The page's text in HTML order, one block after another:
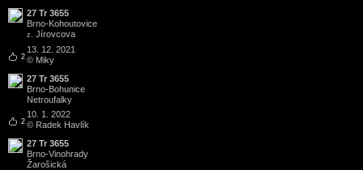
2
27 Tr 3655
Brno-Kohoutovice
z. Jírovcova
13. 12. 2021
© Miky
2
27 Tr 3655
Brno-Bohunice
Netroufalky
10. 1. 2022
© Radek Havlík
27 Tr 3655
Brno-Vinohrady
Žarošická